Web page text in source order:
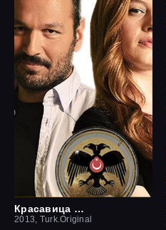
Красавица и чудовище
2013, Turk.Original